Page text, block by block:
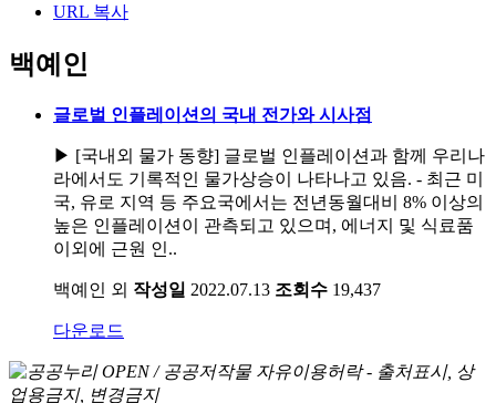
URL 복사
백예인
글로벌 인플레이션의 국내 전가와 시사점
▶ [국내외 물가 동향] 글로벌 인플레이션과 함께 우리나
라에서도 기록적인 물가상승이 나타나고 있음. - 최근 미
국, 유로 지역 등 주요국에서는 전년동월대비 8% 이상의
높은 인플레이션이 관측되고 있으며, 에너지 및 식료품
이외에 근원 인..
백예인 외 작성일 2022.07.13 조회수 19,437
다운로드